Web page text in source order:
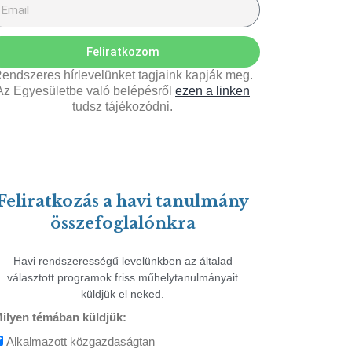
Feliratkozom
hírlevelünket tagjaink kapják meg.
Egyesületbe való belépésről ezen a linken
tudsz tájékozódni.
a havi tanulmány
összefoglalónkra
Havi rendszerességű levelünkben az általad
választott programok friss műhelytanulmányait
küldjük el neked.
témában küldjük:
Alkalmazott közgazdaságtan